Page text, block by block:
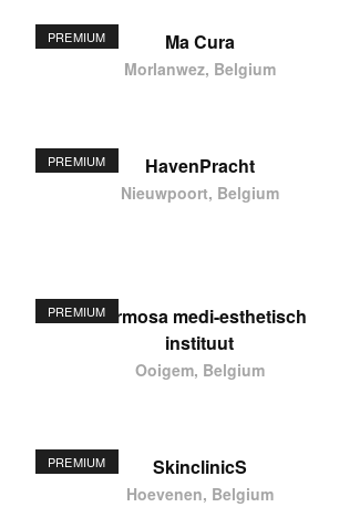
PREMIUM Ma Cura
Morlanwez, Belgium
PREMIUM HavenPracht
Nieuwpoort, Belgium
PREMIUMHermosa medi-esthetisch
instituut
Ooigem, Belgium
PREMIUM SkinclinicS
Hoevenen, Belgium